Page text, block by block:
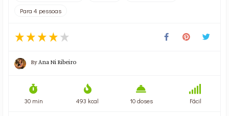
Para 4 pessoas
ByAna Ni Ribeiro
30 min 493 kcal 10 doses Fácil